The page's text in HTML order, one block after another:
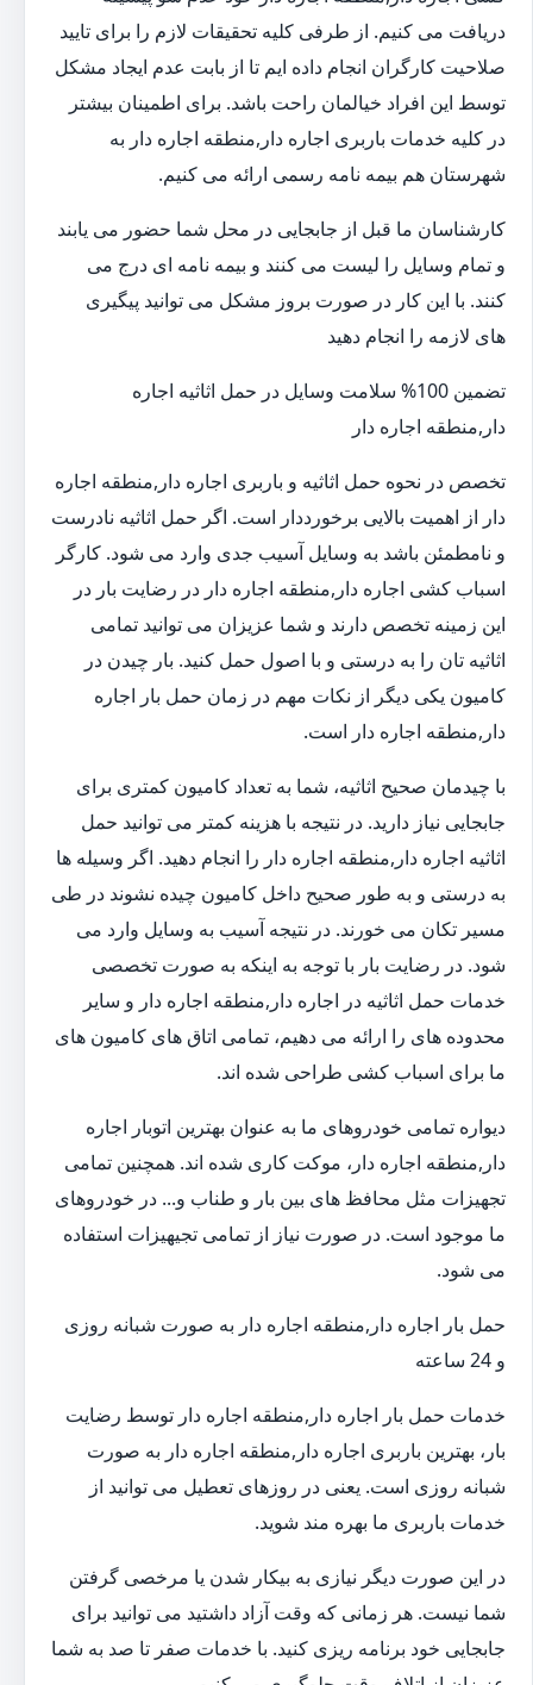
دریافت می کنیم. از طرفی کلیه تحقیقات لازم را برای تایید
صلاحیت کارگران انجام داده ایم تا از بابت عدم ایجاد مشکل
توسط این افراد خیالمان راحت باشد. برای اطمینان بیشتر
در کلیه خدمات باربری اجاره دار,منطقه اجاره دار به
شهرستان هم بیمه نامه رسمی ارائه می کنیم.
کارشناسان ما قبل از جابجایی در محل شما حضور می یابند
و تمام وسایل را لیست می کنند و بیمه نامه ای درج می
کنند. با این کار در صورت بروز مشکل می توانید پیگیری
های لازمه را انجام دهید
تضمین 100% سلامت وسایل در حمل اثاثیه اجاره
دار,منطقه اجاره دار
تخصص در نحوه حمل اثاثیه و باربری اجاره دار,منطقه اجاره
دار از اهمیت بالایی برخورددار است. اگر حمل اثاثیه نادرست
و نامطمئن باشد به وسایل آسیب جدی وارد می شود. کارگر
اسباب کشی اجاره دار,منطقه اجاره دار در رضایت بار در
این زمینه تخصص دارند و شما عزیزان می توانید تمامی
اثاثیه تان را به درستی و با اصول حمل کنید. بار چیدن در
کامیون یکی دیگر از نکات مهم در زمان حمل بار اجاره
دار,منطقه اجاره دار است.
با چیدمان صحیح اثاثیه، شما به تعداد کامیون کمتری برای
جابجایی نیاز دارید. در نتیجه با هزینه کمتر می توانید حمل
اثاثیه اجاره دار,منطقه اجاره دار را انجام دهید. اگر وسیله ها
به درستی و به طور صحیح داخل کامیون چیده نشوند در طی
مسیر تکان می خورند. در نتیجه آسیب به وسایل وارد می
شود. در رضایت بار با توجه به اینکه به صورت تخصصی
خدمات حمل اثاثیه در اجاره دار,منطقه اجاره دار و سایر
محدوده های را ارائه می دهیم، تمامی اتاق های کامیون های
ما برای اسباب کشی طراحی شده اند.
دیواره تمامی خودروهای ما به عنوان بهترین اتوبار اجاره
دار,منطقه اجاره دار، موکت کاری شده اند. همچنین تمامی
تجهیزات مثل محافظ های بین بار و طناب و... در خودروهای
ما موجود است. در صورت نیاز از تمامی تجیهیزات استفاده
می شود.
حمل بار اجاره دار,منطقه اجاره دار به صورت شبانه روزی
و 24 ساعته
خدمات حمل بار اجاره دار,منطقه اجاره دار توسط رضایت
بار، بهترین باربری اجاره دار,منطقه اجاره دار به صورت
شبانه روزی است. یعنی در روزهای تعطیل می توانید از
خدمات باربری ما بهره مند شوید.
در این صورت دیگر نیازی به بیکار شدن یا مرخصی گرفتن
شما نیست. هر زمانی که وقت آزاد داشتید می توانید برای
جابجایی خود برنامه ریزی کنید. با خدمات صفر تا صد به شما